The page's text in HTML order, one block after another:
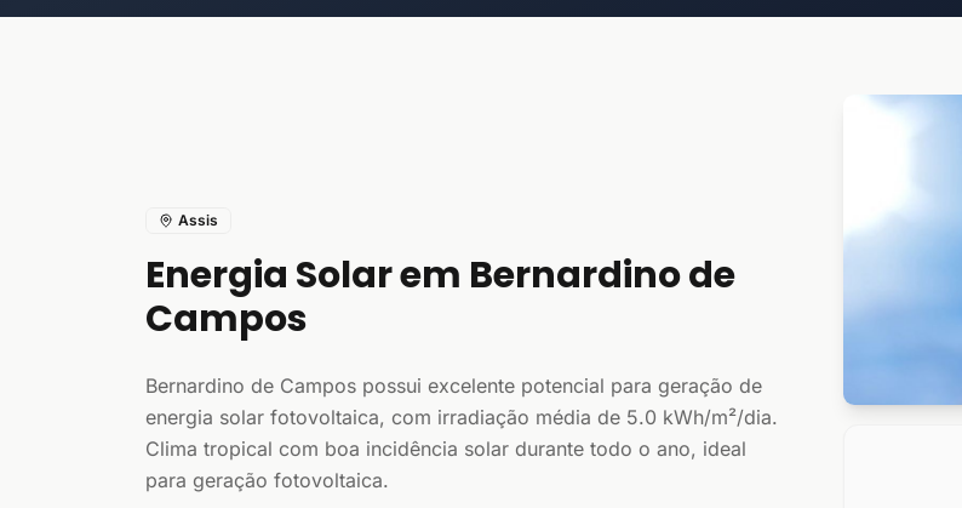
Assis
Energia Solar em Bernardino de
Campos
Bernardino de Campos possui excelente potencial para geração de
energia solar fotovoltaica, com irradiação média de 5.0 kWh/m²/dia.
Clima tropical com boa incidência solar durante todo o ano, ideal
para geração fotovoltaica.